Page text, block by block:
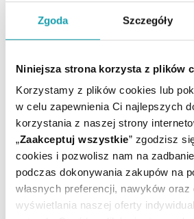
Zgoda Szczegóły
Niniejsza strona korzysta z plików
Korzystamy z plików cookies lub
w celu zapewnienia Ci najlepszych
korzystania z naszej strony
„Zaakceptuj wszystkie” zgodzisz
cookies i pozwolisz nam na
podczas dokonywania zakupów na
własnych preferencji, nawyków oraz
wyświetlania naszej oferty
ARTYKUŁY